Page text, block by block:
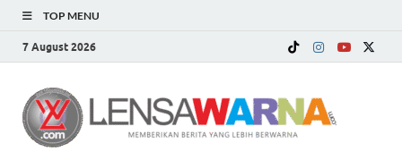
TOP MENU
7 August 2026